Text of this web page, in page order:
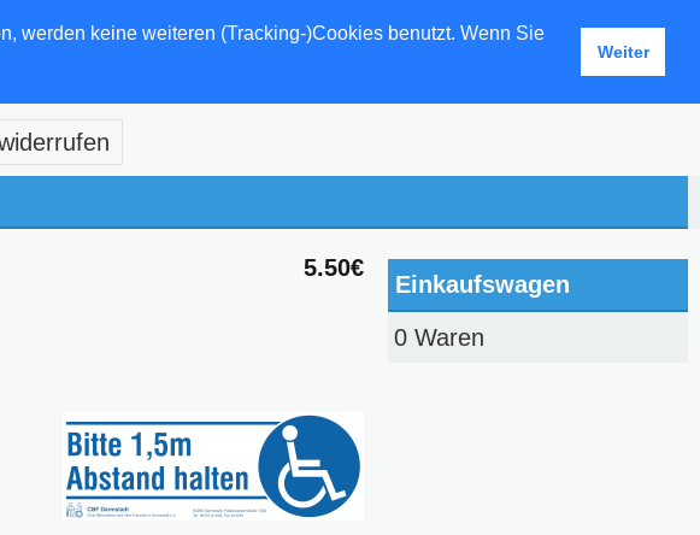
werden keine weiteren (Tracking-)Cookies benutzt. Wenn Sie
Weiter
5.50€
Einkaufswagen
0 Waren